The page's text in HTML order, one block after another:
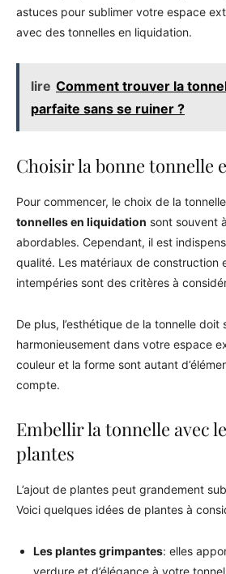
astuces pour sublimer votre espace
avec des tonnelles en liquidation.
lire Comment trouver la
parfaite sans se ruiner ?
Choisir la bonne tonnelle
Pour commencer, le choix de la
tonnelles en liquidation sont souvent
abordables. Cependant, il est
qualité. Les matériaux de construction
intempéries sont des critères à
De plus, l’esthétique de la tonnelle doit
harmonieusement dans votre espace
couleur et la forme sont autant
compte.
Embellir la tonnelle avec
plantes
L’ajout de plantes peut grandement
Voici quelques idées de plantes à
Les plantes grimpantes: elles
verdure et d’élégance à votre